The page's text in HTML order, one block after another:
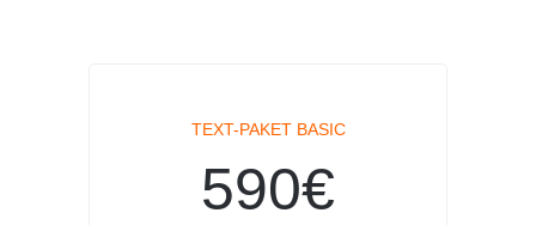
TEXT-PAKET BASIC
590€